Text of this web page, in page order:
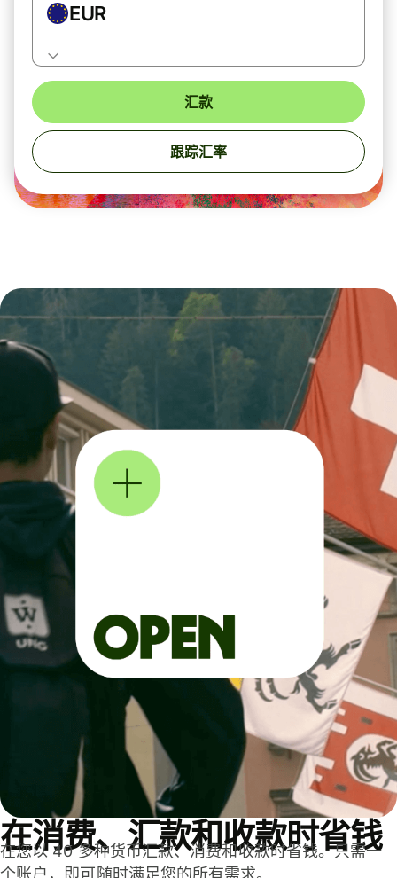
EUR
汇款
跟踪汇率
在消费、汇款和收款时省钱
在您以 40 多种货币汇款、消费和收款时省钱。只需一
个账户，即可随时满足您的所有需求。